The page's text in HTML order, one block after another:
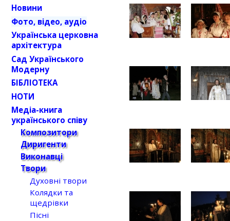
Новини
Фото, відео, аудіо
Українська церковна
архітектура
Сад Українського
Модерну
БІБЛІОТЕКА
НОТИ
Медіа-книга
українського співу
Композитори
Диригенти
Виконавці
Твори
Духовні твори
Колядки та
щедрівки
Пісні